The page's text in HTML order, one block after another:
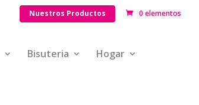
Nuestros Productos 0 elementos
Bisuteria Hogar